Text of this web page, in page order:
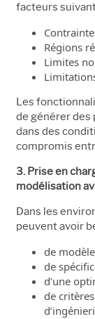
facteurs
Régions
Limites
Les
de générer
dans des
compromis
3. Prise en
modélisation
Dans les
peuvent avoir
de
de
d’une
de